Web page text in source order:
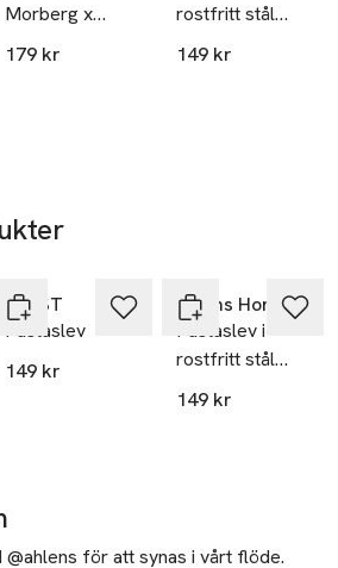
Morberg x
Åhléns
179 kr
rostfritt stål
BISTRO
149 kr
ERNST
Pastaslev
149 kr
Åhléns Home
Pastaslev i
rostfritt stål
BISTRO
149 kr
@ahlens för att synas i vårt flöde.